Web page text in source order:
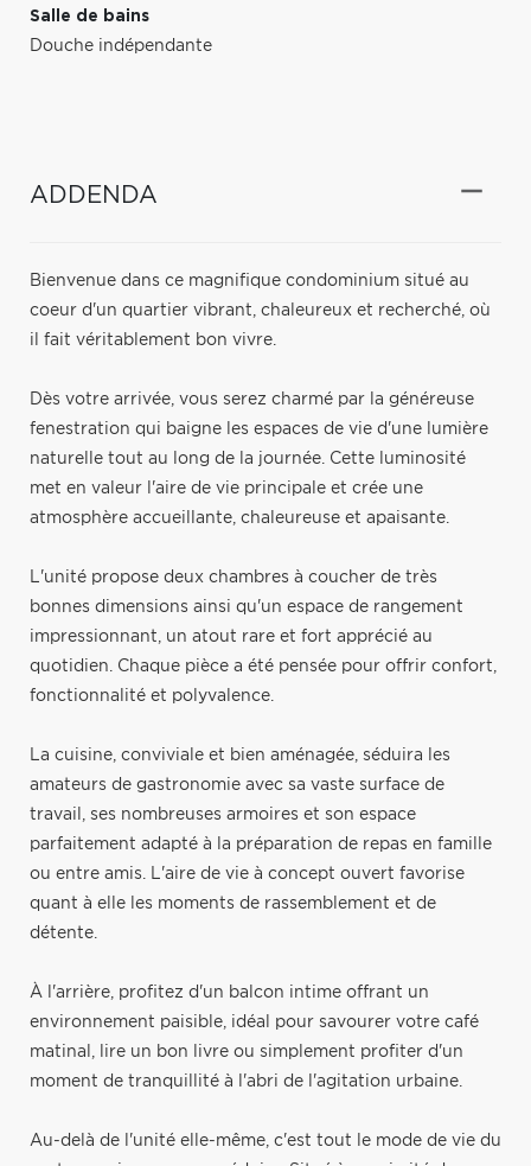
Salle de bains
Douche indépendante
ADDENDA
Bienvenue dans ce magnifique condominium situé au
coeur d'un quartier vibrant, chaleureux et recherché, où
il fait véritablement bon vivre.
Dès votre arrivée, vous serez charmé par la généreuse
fenestration qui baigne les espaces de vie d'une lumière
naturelle tout au long de la journée. Cette luminosité
met en valeur l'aire de vie principale et crée une
atmosphère accueillante, chaleureuse et apaisante.
L'unité propose deux chambres à coucher de très
bonnes dimensions ainsi qu'un espace de rangement
impressionnant, un atout rare et fort apprécié au
quotidien. Chaque pièce a été pensée pour offrir confort,
fonctionnalité et polyvalence.
La cuisine, conviviale et bien aménagée, séduira les
amateurs de gastronomie avec sa vaste surface de
travail, ses nombreuses armoires et son espace
parfaitement adapté à la préparation de repas en famille
ou entre amis. L'aire de vie à concept ouvert favorise
quant à elle les moments de rassemblement et de
détente.
À l'arrière, profitez d'un balcon intime offrant un
environnement paisible, idéal pour savourer votre café
matinal, lire un bon livre ou simplement profiter d'un
moment de tranquillité à l'abri de l'agitation urbaine.
Au-delà de l'unité elle-même, c'est tout le mode de vie du